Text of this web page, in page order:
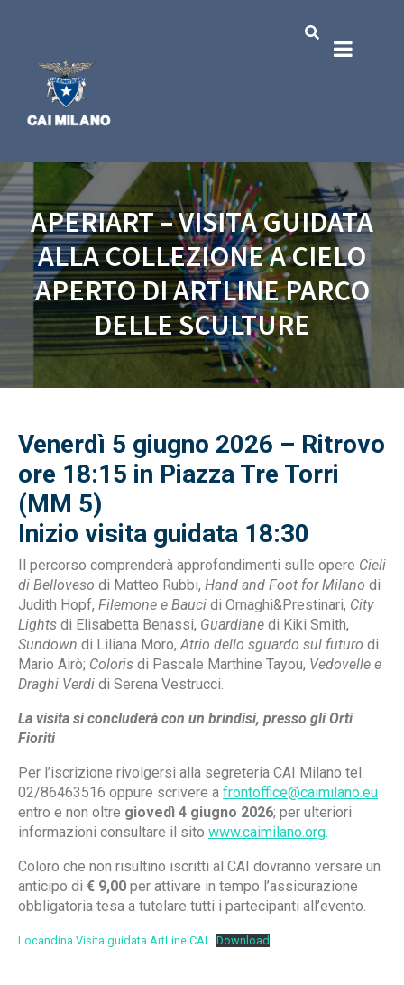
APERIART – VISITA GUIDATA
ALLA COLLEZIONE A CIELO
APERTO DI ARTLINE PARCO
DELLE SCULTURE
Venerdì 5 giugno 2026 – Ritrovo
ore 18:15 in Piazza Tre Torri
(MM 5)
Inizio visita guidata 18:30
Il percorso comprenderà approfondimenti sulle opere Cieli
di Belloveso di Matteo Rubbi, Hand and Foot for Milano di
Judith Hopf, Filemone e Bauci di Ornaghi&Prestinari, City
Lights di Elisabetta Benassi, Guardiane di Kiki Smith,
Sundown di Liliana Moro,Atrio dello sguardo sul futuro di
Mario Airò; Coloris di Pascale Marthine Tayou, Vedovelle e
Draghi Verdi di Serena Vestrucci.
La visita si concluderà con un brindisi, presso gli Orti
Fioriti
Per l’iscrizione rivolgersi alla segreteria CAI Milano tel.
02/86463516 oppure scrivere a frontoffice@caimilano.eu
entro e non oltre giovedì 4 giugno 2026; per ulteriori
informazioni consultare il sito www.caimilano.org.
Coloro che non risultino iscritti al CAI dovranno versare un
anticipo di € 9,00 per attivare in tempo l’assicurazione
obbligatoria tesa a tutelare tutti i partecipanti all’evento.
Locandina Visita guidata ArtLine CAI Download